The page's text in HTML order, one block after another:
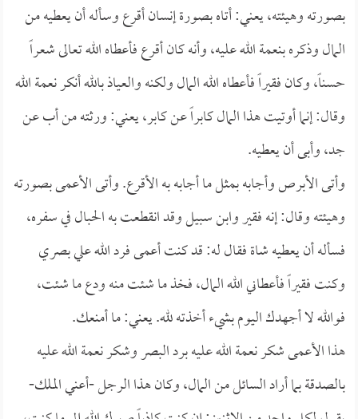
بصورته وهيئته، يعني: أتاه بصورة إنسان أقرع وسأله أن يعطيه من
المال وذكره بنعمة الله عليه، وأنه كان أقرع فأعطاه الله تعالى شعراً
حسناً، وكان فقيراً فأعطاه الله المال ولكنه والعياذ بالله أنكر نعمة الله
وقال: إنما أوتيت هذا المال كابراً عن كابر، يعني: ورثته من أب عن
جد، وأبى أن يعطيه.
وأتى الأبرص وأجابه بمثل ما أجابه به الأقرع. وأتى الأعمى بصورته
وهيئته وقال: إنه فقير وابن سبيل وقد انقطعت به الحبال في سفره،
فسأله أن يعطيه شاة فقال له: قد كنت أعمى فرد الله علي بصري
وكنت فقيراً فأعطاني الله المال، فخذ ما شئت منه ودع ما شئت،
فوالله لا أجهدك اليوم بشيء أخذته لله. يعني: ما أمنعك.
هذا الأعمى شكر نعمة الله عليه برد البصر وشكر نعمة الله عليه
بالصدقة بما أراد السائل من المال، وكان هذا الرجل -أعني الملك-